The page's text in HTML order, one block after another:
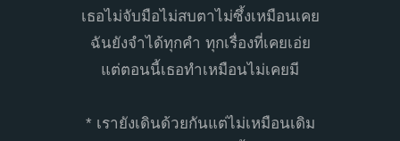
เธอไม่จับมือไม่สบตาไม่ซึ้งเหมือนเคย
ฉันยังจำได้ทุกคำ ทุกเรื่องที่เคยเอ่ย
แต่ตอนนี้เธอทำเหมือนไม่เคยมี
* เรายังเดินด้วยกันแต่ไม่เหมือนเดิม